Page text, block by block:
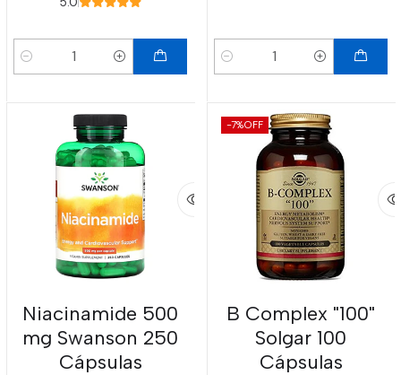
Cantidad Cantidad
Niacinamide 500
mg Swanson 250
Cápsulas
-7%OFF
B Complex "100"
Solgar 100
Cápsulas